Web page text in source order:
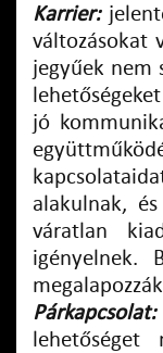
Karrier:
változásokat
jegyűek nem
jó
alakulnak,
váratlan
igényelnek.
Párkapcsolat: